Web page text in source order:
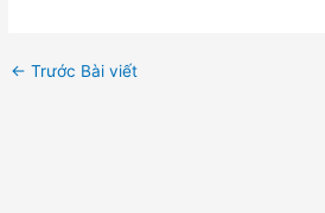
← Trước Bài viết